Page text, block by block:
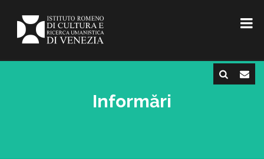
Informări